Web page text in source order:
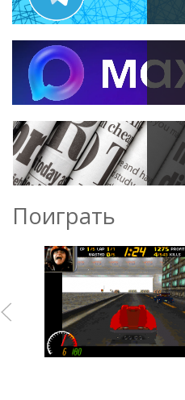
Поиграть